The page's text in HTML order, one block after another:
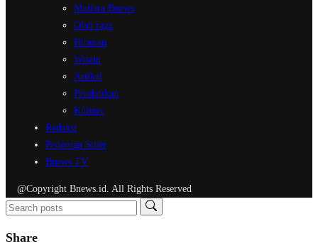
Mutiara Bnews
Olah raga
Hiburan
Wisata
Artikel
Pendidikan
Kuliner
Redaksi
Pedoman Siber
Bnews TV
@Copyright Bnews.id. All Rights Reserved
Share